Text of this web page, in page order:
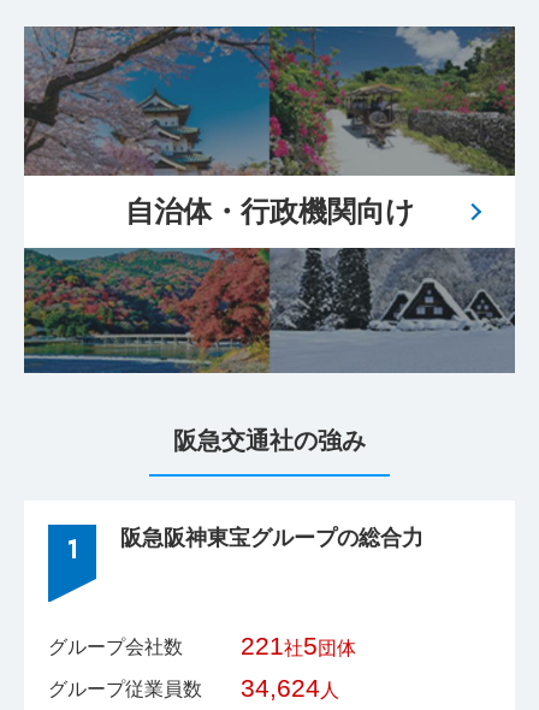
自治体・行政機関向け
阪急交通社の強み
1 阪急阪神東宝グループの総合力
グループ会社数 221社5団体
グループ従業員数
34,624 人